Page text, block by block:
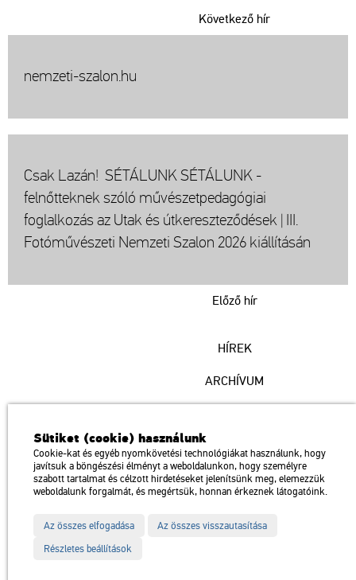
Következő hír
nemzeti-szalon.hu
Csak Lazán! SÉTÁLUNK SÉTÁLUNK -
felnőtteknek szóló művészetpedagógiai
foglalkozás az Utak és útkereszteződések | III.
Fotóművészeti Nemzeti Szalon 2026 kiállításán
Előző hír
HÍREK
ARCHÍVUM
a Magyar Művészeti Akadémia intézménye
1146 Budapest, Dózsa György út 37.
Megközelíthető: Millenniumi Földalatti Vasút – Hősök tere megálló
Trolibusz: 75, 79 / Autóbusz: 20, 30, 105
Impresszum Sitemap Adatvédelem
térkép
Sütiket (cookie) használunk
Cookie-kat és egyéb nyomkövetési technológiákat használunk, hogy
javítsuk a böngészési élményt a weboldalunkon, hogy személyre
szabott tartalmat és célzott hirdetéseket jelenítsünk meg, elemezzük
weboldalunk forgalmát, és megértsük, honnan érkeznek látogatóink.
Az összes elfogadása
Az összes visszautasítása
Részletes beállítások